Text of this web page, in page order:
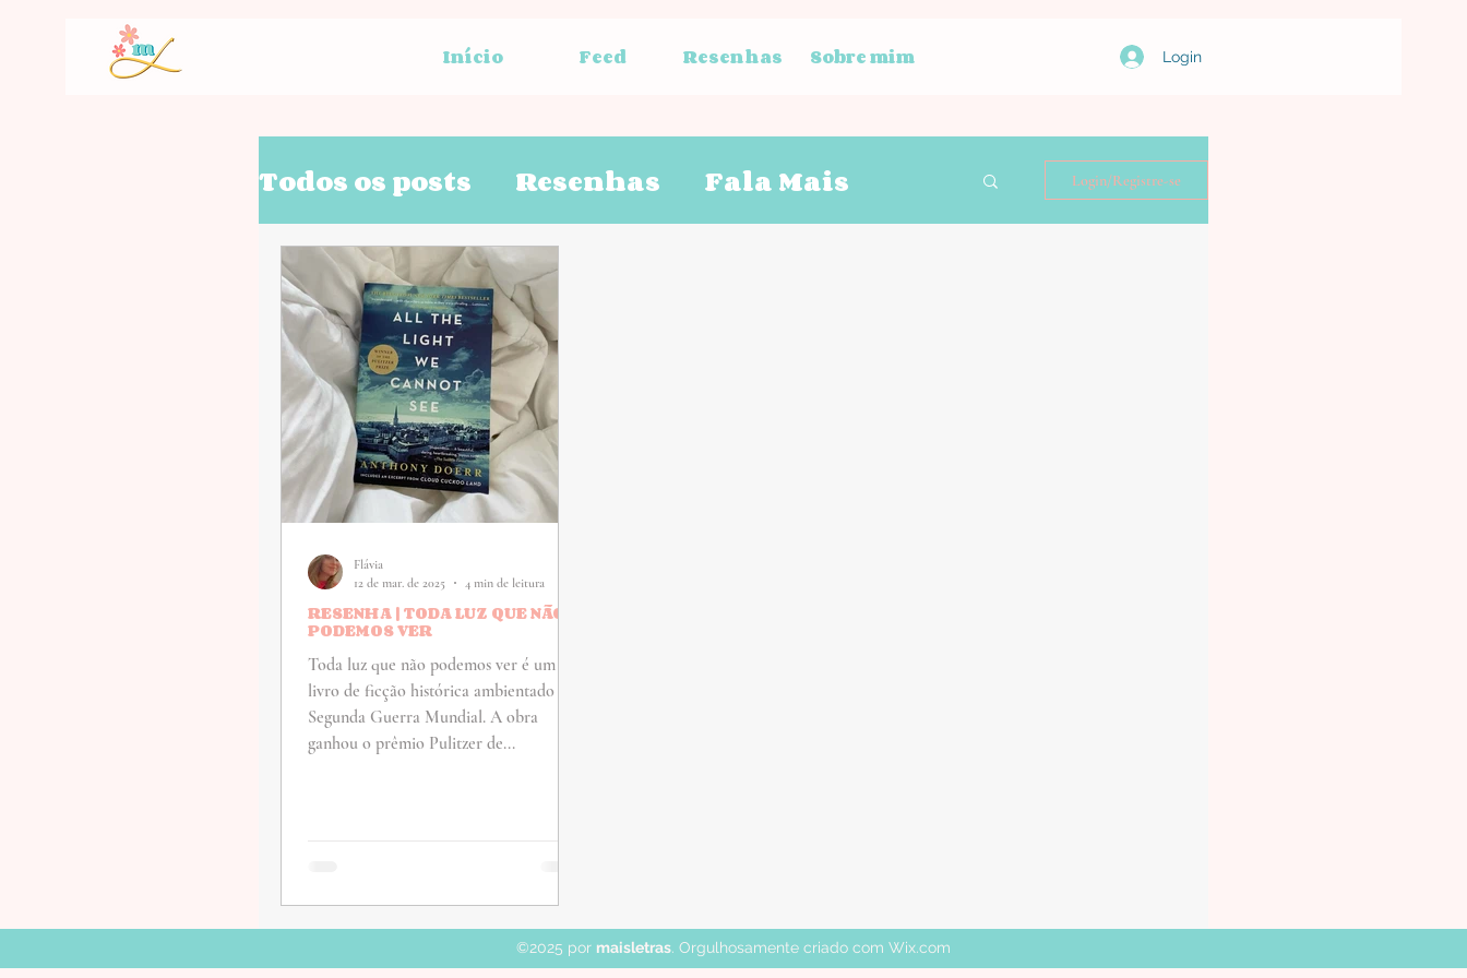
Início Feed Resenhas Sobre mim Login
Todos os posts Resenhas Fala Mais Login/Registre-se
RESENHA | TODA LUZ QUE NÃO
PODEMOS VER
Toda luz que não podemos ver é um
livro de ficção histórica ambientado na
Segunda Guerra Mundial. A obra
ganhou o prêmio Pulitzer de...
Flávia
12 de mar. de 2025
4 min de leitura
©2025 por maisletras. Orgulhosamente criado com Wix.com